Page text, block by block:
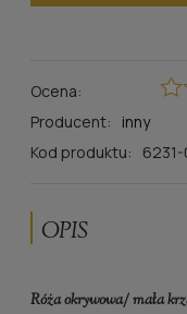
Ocena:
Producent:
inny
Kod produktu:
6231-
OPIS
Róża okrywowa/ mała